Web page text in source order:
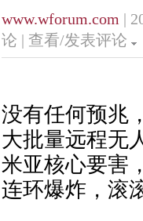
www.wforum.com |
论 | 查看/发表评论
没有任何预兆
大批量远程无
米亚核心要害
连环爆炸，滚